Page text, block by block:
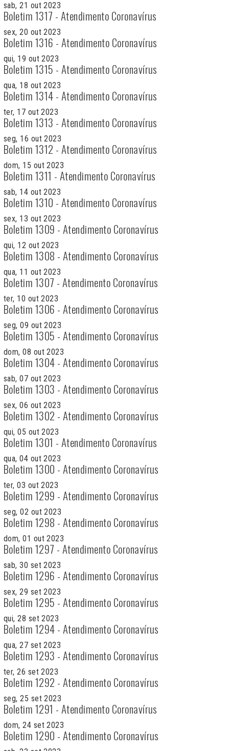
sab, 21 out 2023
Boletim 1317 - Atendimento Coronavírus
sex, 20 out 2023
Boletim 1316 - Atendimento Coronavírus
qui, 19 out 2023
Boletim 1315 - Atendimento Coronavírus
qua, 18 out 2023
Boletim 1314 - Atendimento Coronavírus
ter, 17 out 2023
Boletim 1313 - Atendimento Coronavírus
seg, 16 out 2023
Boletim 1312 - Atendimento Coronavírus
dom, 15 out 2023
Boletim 1311 - Atendimento Coronavírus
sab, 14 out 2023
Boletim 1310 - Atendimento Coronavírus
sex, 13 out 2023
Boletim 1309 - Atendimento Coronavírus
qui, 12 out 2023
Boletim 1308 - Atendimento Coronavírus
qua, 11 out 2023
Boletim 1307 - Atendimento Coronavírus
ter, 10 out 2023
Boletim 1306 - Atendimento Coronavírus
seg, 09 out 2023
Boletim 1305 - Atendimento Coronavírus
dom, 08 out 2023
Boletim 1304 - Atendimento Coronavírus
sab, 07 out 2023
Boletim 1303 - Atendimento Coronavírus
sex, 06 out 2023
Boletim 1302 - Atendimento Coronavírus
qui, 05 out 2023
Boletim 1301 - Atendimento Coronavírus
qua, 04 out 2023
Boletim 1300 - Atendimento Coronavírus
ter, 03 out 2023
Boletim 1299 - Atendimento Coronavírus
seg, 02 out 2023
Boletim 1298 - Atendimento Coronavírus
dom, 01 out 2023
Boletim 1297 - Atendimento Coronavírus
sab, 30 set 2023
Boletim 1296 - Atendimento Coronavírus
sex, 29 set 2023
Boletim 1295 - Atendimento Coronavírus
qui, 28 set 2023
Boletim 1294 - Atendimento Coronavírus
qua, 27 set 2023
Boletim 1293 - Atendimento Coronavírus
ter, 26 set 2023
Boletim 1292 - Atendimento Coronavírus
seg, 25 set 2023
Boletim 1291 - Atendimento Coronavírus
dom, 24 set 2023
Boletim 1290 - Atendimento Coronavírus